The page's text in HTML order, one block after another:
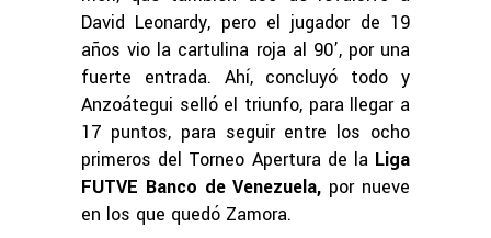
David Leonardy, pero el jugador de 19
años vio la cartulina roja al 90’, por una
fuerte entrada. Ahí, concluyó todo y
Anzoátegui selló el triunfo, para llegar a
17 puntos, para seguir entre los ocho
primeros del Torneo Apertura de la Liga
FUTVE Banco de Venezuela, por nueve
en los que quedó Zamora.